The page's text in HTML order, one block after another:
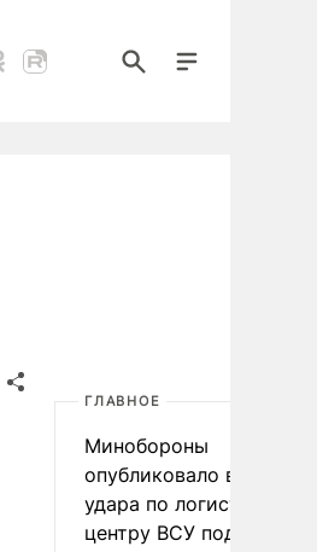
ГЛАВНОЕ
Минобороны
опубликовало видео
удара по
центру ВСУ под Киевом